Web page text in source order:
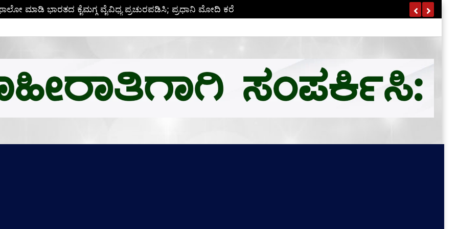
ಚಿನ್ನದ ಪದಕದ ಗರಿ: ಉನ್ನತ ಸಂಶೋಧನೆಗೆ ಅಮೆರಿಕಕ್ಕೆ ಪಯಣ